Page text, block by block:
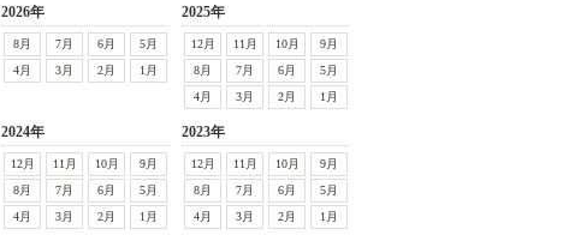
2026年
8月 7月 6月
5月
4月
3月 2月 1月
2025年
12月 11月 10月
9月
8月
7月 6月
5月
4月
3月 2月 1月
2024年
12月 11月 10月
9月
8月
7月 6月
5月
4月
3月 2月 1月
2023年
12月 11月 10月
9月
8月
7月 6月
5月
4月
3月 2月 1月